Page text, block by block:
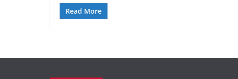
Read More